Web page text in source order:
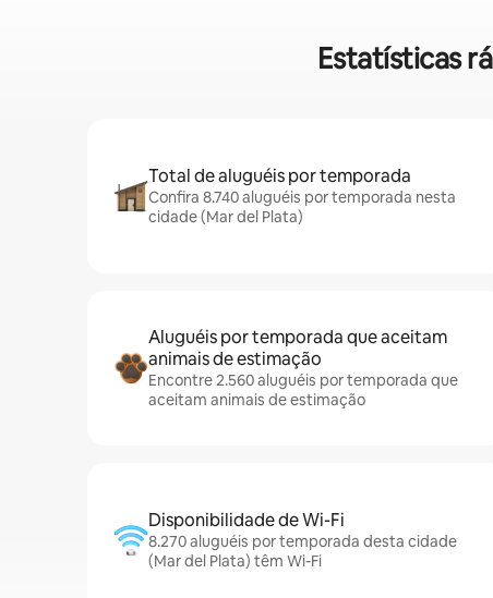
Estatísticas
Total de aluguéis por temporada
Confira 8.740 aluguéis por temporada nesta
cidade (Mar del Plata)
Aluguéis por temporada que aceitam
animais de estimação
Encontre 2.560 aluguéis por temporada que
aceitam animais de estimação
Disponibilidade de Wi-Fi
8.270 aluguéis por temporada desta cidade
(Mar del Plata) têm Wi-Fi